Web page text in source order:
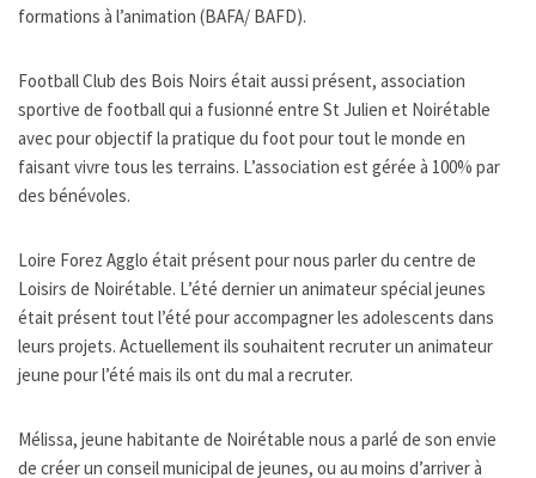
formations à l’animation (BAFA/ BAFD).
Football Club des Bois Noirs était aussi présent, association
sportive de football qui a fusionné entre St Julien et Noirétable
avec pour objectif la pratique du foot pour tout le monde en
faisant vivre tous les terrains. L’association est gérée à 100% par
des bénévoles.
Loire Forez Agglo était présent pour nous parler du centre de
Loisirs de Noirétable. L’été dernier un animateur spécial jeunes
était présent tout l’été pour accompagner les adolescents dans
leurs projets. Actuellement ils souhaitent recruter un animateur
jeune pour l’été mais ils ont du mal a recruter.
Mélissa, jeune habitante de Noirétable nous a parlé de son envie
de créer un conseil municipal de jeunes, ou au moins d’arriver à